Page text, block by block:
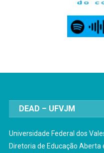
DEAD – UFVJM
Universidade Federal dos
Diretoria de Educação Aberta